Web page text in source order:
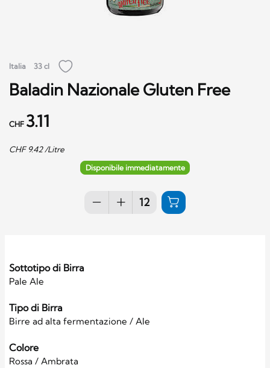
Italia 33 cl
Baladin Nazionale Gluten Free
CHF 3.11
CHF 9.42/Litre
Disponibile immediatamente
Sottotipo di Birra
Pale Ale
Tipo di Birra
Birre ad alta fermentazione / Ale
Colore
Rossa / Ambrata